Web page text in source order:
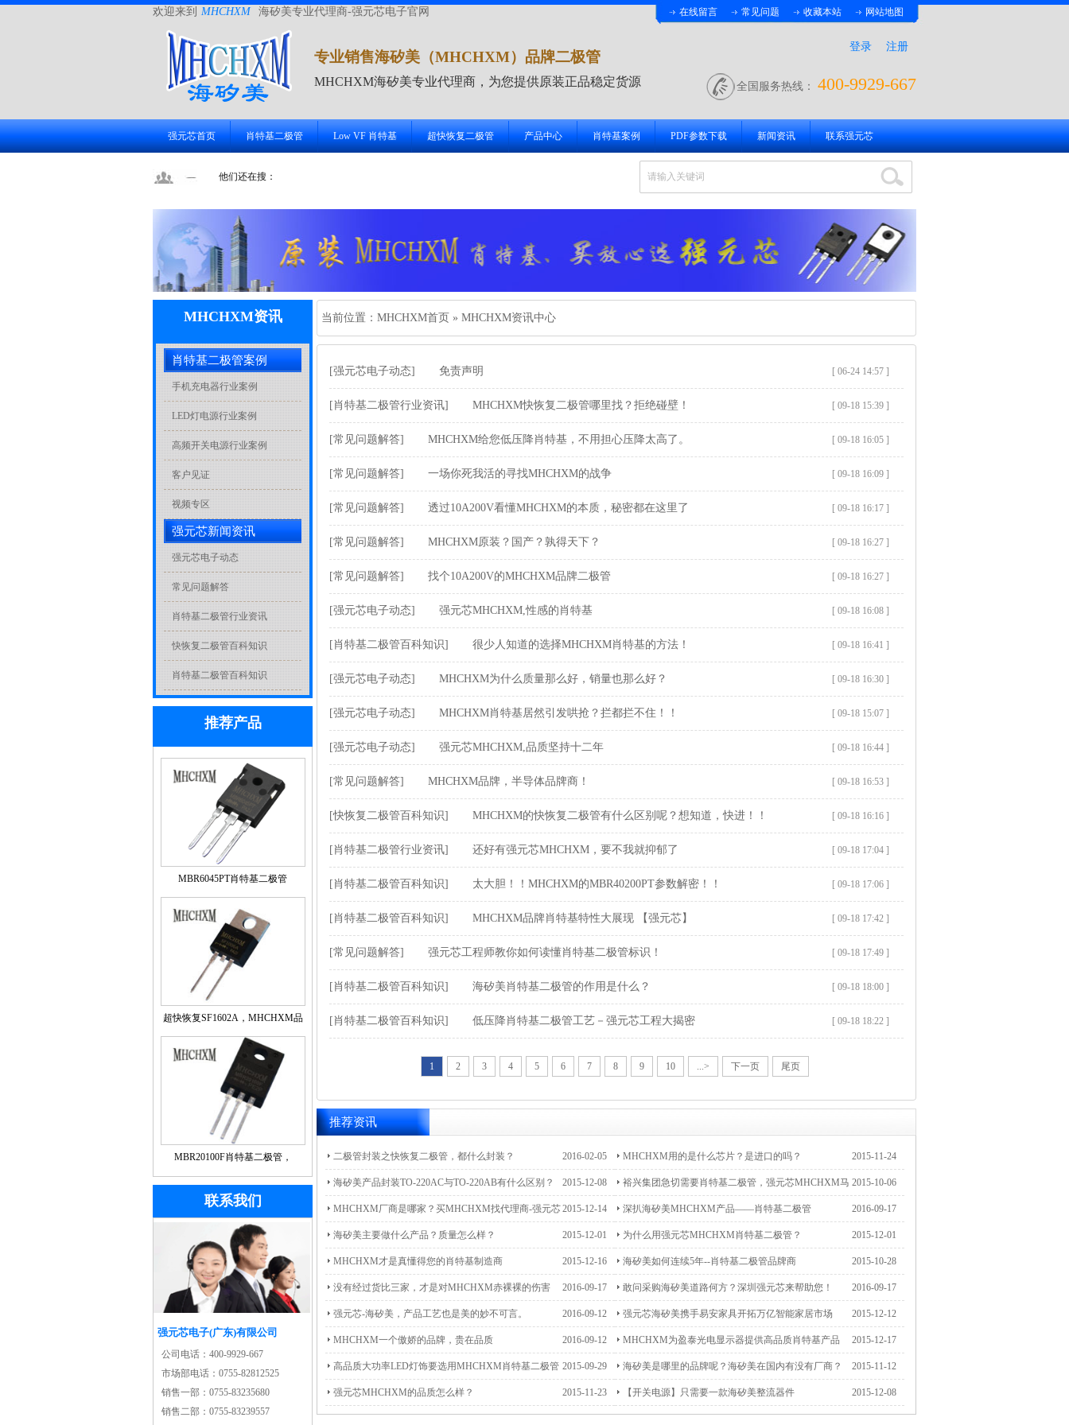
欢迎来到 MHCHXM 海矽美专业代理商-强元芯电子官网 在线留言 常见问题 收藏本站 网站地图
专业销售海矽美（MHCHXM）品牌二极管
MHCHXM海矽美专业代理商，为您提供原装正品稳定货源
登录 注册
全国服务热线： 400-9929-667
强元芯首页 肖特基二极管 Low VF 肖特基 超快恢复二极管 产品中心 肖特基案例 PDF参数下载 新闻资讯 联系强元芯
他们还在搜：
当前位置： MHCHXM首页 » MHCHXM资讯中心
[强元芯电子动态] 免责声明 [ 06-24 14:57 ]
[肖特基二极管行业资讯] MHCHXM快恢复二极管哪里找？拒绝碰壁！ [ 09-18 15:39 ]
[常见问题解答] MHCHXM给您低压降肖特基，不用担心压降太高了。 [ 09-18 16:05 ]
[常见问题解答] 一场你死我活的寻找MHCHXM的战争 [ 09-18 16:09 ]
[常见问题解答] 透过10A200V看懂MHCHXM的本质，秘密都在这里了 [ 09-18 16:17 ]
[常见问题解答] MHCHXM原装？国产？孰得天下？ [ 09-18 16:27 ]
[常见问题解答] 找个10A200V的MHCHXM品牌二极管 [ 09-18 16:27 ]
[强元芯电子动态] 强元芯MHCHXM,性感的肖特基 [ 09-18 16:08 ]
[肖特基二极管百科知识] 很少人知道的选择MHCHXM肖特基的方法！ [ 09-18 16:41 ]
[强元芯电子动态] MHCHXM为什么质量那么好，销量也那么好？ [ 09-18 16:30 ]
[强元芯电子动态] MHCHXM肖特基居然引发哄抢？拦都拦不住！！ [ 09-18 15:07 ]
[强元芯电子动态] 强元芯MHCHXM,品质坚持十二年 [ 09-18 16:44 ]
[常见问题解答] MHCHXM品牌，半导体品牌商！ [ 09-18 16:53 ]
[快恢复二极管百科知识] MHCHXM的快恢复二极管有什么区别呢？想知道，快进！！ [ 09-18 16:16 ]
[肖特基二极管行业资讯] 还好有强元芯MHCHXM，要不我就抑郁了 [ 09-18 17:04 ]
[肖特基二极管百科知识] 太大胆！！MHCHXM的MBR40200PT参数解密！！ [ 09-18 17:06 ]
[肖特基二极管百科知识] MHCHXM品牌肖特基特性大展现 【强元芯】 [ 09-18 17:42 ]
[常见问题解答] 强元芯工程师教你如何读懂肖特基二极管标识！ [ 09-18 17:49 ]
[肖特基二极管百科知识] 海矽美肖特基二极管的作用是什么？ [ 09-18 18:00 ]
[肖特基二极管百科知识] 低压降肖特基二极管工艺－强元芯工程大揭密 [ 09-18 18:22 ]
1 2 3 4 5 6 7 8 9 10 ...> 下一页 尾页
推荐资讯
2016-02-05
二极管封装之快恢复二极管，都什么封装？ 2015-11-24
MHCHXM用的是什么芯片？是进口的吗？
2015-12-08
海矽美产品封装TO-220AC与TO-220AB有什么区别？ 2015-10-06
裕兴集团急切需要肖特基二极管，强元芯MHCHXM马
上供应
2015-12-14
MHCHXM厂商是哪家？买MHCHXM找代理商-强元芯
电子！
2016-09-17
深扒海矽美MHCHXM产品——肖特基二极管
2015-12-01
海矽美主要做什么产品？质量怎么样？ 2015-12-01
为什么用强元芯MHCHXM肖特基二极管？
2015-12-16
MHCHXM才是真懂得您的肖特基制造商 2015-10-28
海矽美如何连续5年--肖特基二极管品牌商
2016-09-17
没有经过货比三家，才是对MHCHXM赤裸裸的伤害 2016-09-17
敢问采购海矽美道路何方？深圳强元芯来帮助您！
2016-09-12
强元芯-海矽美，产品工艺也是美的妙不可言。 2015-12-12
强元芯海矽美携手易安家具开拓万亿智能家居市场
2016-09-12
MHCHXM一个傲娇的品牌，贵在品质 2015-12-17
MHCHXM为盈泰光电显示器提供高品质肖特基产品
2015-09-29
高品质大功率LED灯饰要选用MHCHXM肖特基二极管
MBR1045CT
2015-11-12
海矽美是哪里的品牌呢？海矽美在国内有没有厂商？
2015-11-23
强元芯MHCHXM的品质怎么样？ 2015-12-08
【开关电源】只需要一款海矽美整流器件
MHCHXM资讯
肖特基二极管案例
手机充电器行业案例
LED灯电源行业案例
高频开关电源行业案例
客户见证
视频专区
强元芯新闻资讯
强元芯电子动态
常见问题解答
肖特基二极管行业资讯
快恢复二极管百科知识
肖特基二极管百科知识
推荐产品
MBR6045PT肖特基二极管
超快恢复SF1602A，MHCHXM品
MBR20100F肖特基二极管，
联系我们
强元芯电子(广东)有限公司
公司电话： 400-9929-667
市场部电话： 0755-82812525
销售一部： 0755-83235680
销售二部： 0755-83239557